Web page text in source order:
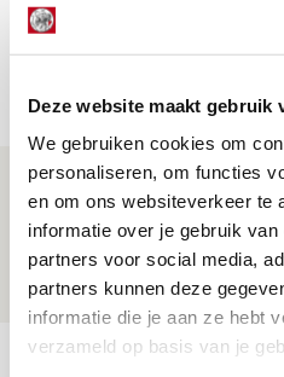
Deze website maakt gebruik
We gebruiken cookies om
personaliseren, om functies
en om ons websiteverkeer te
informatie over je gebruik
partners voor social media,
partners kunnen deze
informatie die je aan ze hebt
verzameld op basis van je
Is dit de laatste
de Johan Cruijff
07 AUGUSTUS 2026 - 00:36
NIEUWS
Trotse Klaassen: